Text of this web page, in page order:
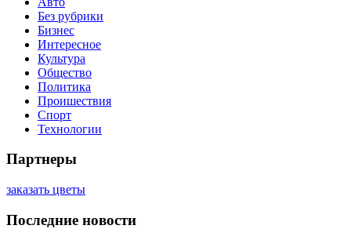
Без рубрики
Бизнес
Интересное
Культура
Общество
Политика
Проишествия
Спорт
Технологии
Партнеры
заказать цветы
Последние новости